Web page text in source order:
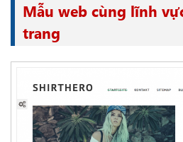
Mẫu web cùng lĩnh
trang